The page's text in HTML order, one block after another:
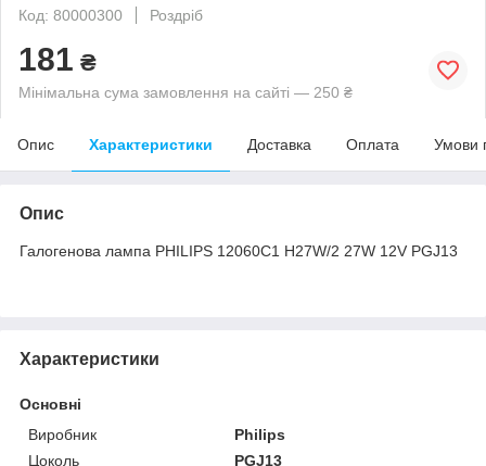
Код: 80000300
Роздріб
181 ₴
Мінімальна сума замовлення на сайті — 250 ₴
Опис Характеристики Доставка Оплата Умови
Опис
Галогенова лампа PHILIPS 12060C1 H27W/2 27W 12V PGJ13
Характеристики
Основні
Виробник
Philips
Цоколь
PGJ13